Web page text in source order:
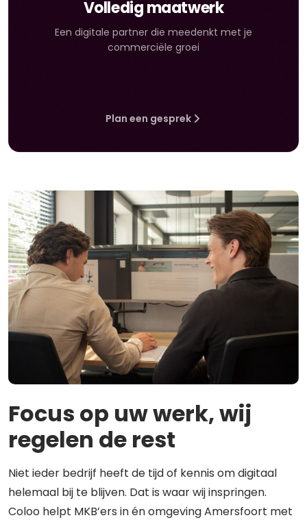
Volledig maatwerk
Een digitale partner die meedenkt met je
commerciële groei
Plan een gesprek
Focus op uw werk, wij
regelen de rest
Niet ieder bedrijf heeft de tijd of kennis om digitaal
helemaal bij te blijven. Dat is waar wij inspringen.
Coloo helpt MKB’ers in én omgeving Amersfoort met